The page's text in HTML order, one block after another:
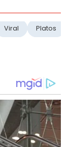
Viral Platos